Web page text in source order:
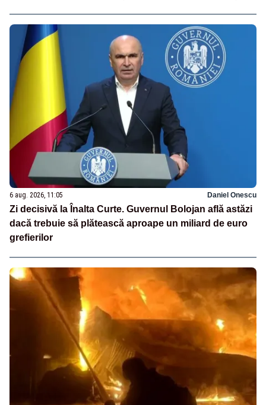
6 aug. 2026, 11:05 Daniel Onescu
Zi decisivă la Înalta Curte. Guvernul Bolojan află astăzi
dacă trebuie să plătească aproape un miliard de euro
grefierilor